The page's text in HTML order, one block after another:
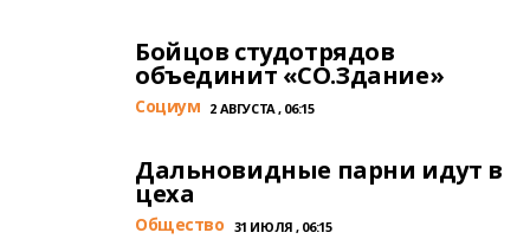
Бойцов студотрядов
объединит «СО.Здание»
Cоциум 2 АВГУСТА , 06:15
Дальновидные парни идут в
цеха
Общество 31 ИЮЛЯ , 06:15